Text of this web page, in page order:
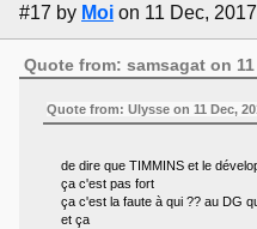
#17 by Moi on 11 Dec,
Quote from: samsagat on 11
Quote from: Ulysse on 11 Dec,
de dire que TIMMINS et le
ça c'est pas fort
ça c'est la faute à qui ?? au DG
et ça